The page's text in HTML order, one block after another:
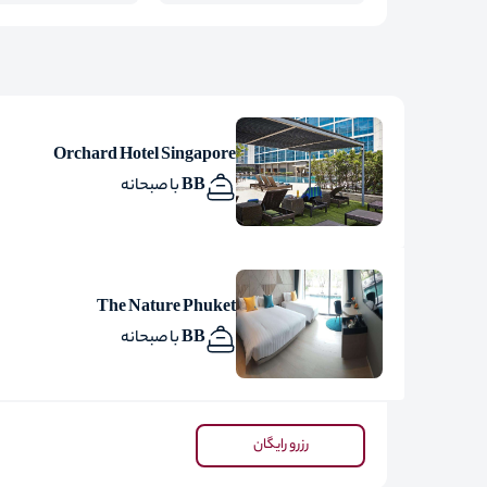
Orchard Hotel Singapore
BB با صبحانه
The Nature Phuket
BB با صبحانه
رزرو رایگان